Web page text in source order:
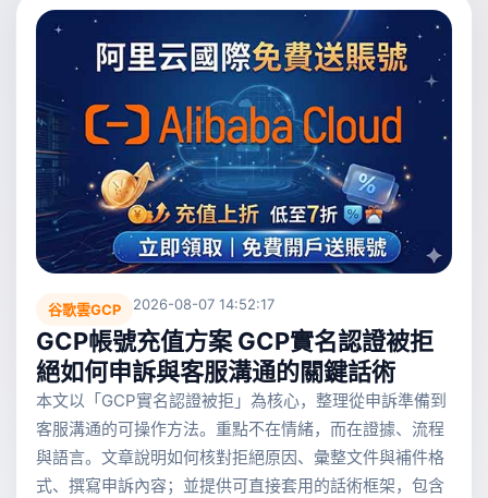
谷歌雲GCP 2026-08-07 14:52:17
GCP帳號充值方案 GCP實名認證被拒
絕如何申訴與客服溝通的關鍵話術
本文以「GCP實名認證被拒」為核心，整理從申訴準備到
客服溝通的可操作方法。重點不在情緒，而在證據、流程
與語言。文章說明如何核對拒絕原因、彙整文件與補件格
式、撰寫申訴內容；並提供可直接套用的話術框架，包含